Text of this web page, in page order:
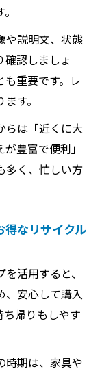
や説明文、状態
確認しましょ
も重要です。レ
す。
らは「近くに大
豊富で便利」
多く、忙しい方
得なリサイクル
活用すると、
、安心して購入
帰りもしやす
時期は、家具や